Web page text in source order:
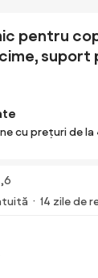
pentru
suport
cu prețuri de la
14 zile de